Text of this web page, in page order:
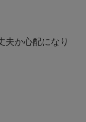
夫か心配になり